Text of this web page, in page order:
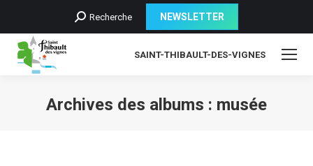
Recherche
Recherche NEWSLETTER
SAINT-THIBAULT-DES-VIGNES
Archives des albums : musée